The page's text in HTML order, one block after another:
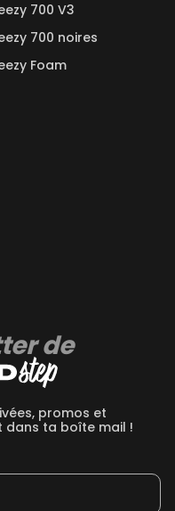
700 V3
700 noires
Foam
de
promos et
dans ta boîte mail !